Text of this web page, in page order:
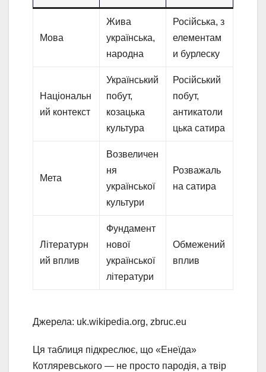
Мова
Жива
українська,
народна
Російська, з
елементам
и бурлеску
Національн
ий контекст
Український
побут,
козацька
культура
Російський
побут,
антикатоли
цька сатира
Мета
Возвеличен
ня
української
культури
Розважаль
на сатира
Літературн
ий вплив
Фундамент
нової
української
літератури
Обмежений
вплив
Джерела: uk.wikipedia.org, zbruc.eu
Ця таблиця підкреслює, що «Енеїда»
Котляревського — не просто пародія, а твір